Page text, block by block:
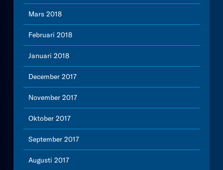
Mars 2018
Februari 2018
Januari 2018
December 2017
November 2017
Oktober 2017
September 2017
Augusti 2017